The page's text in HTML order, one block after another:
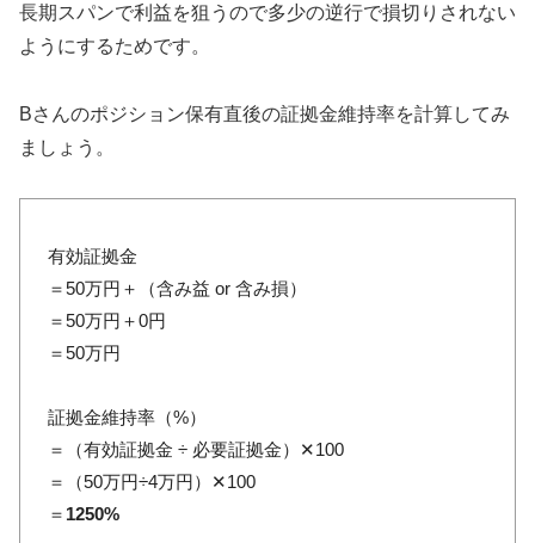
長期スパンで利益を狙うので多少の逆行で損切りされない
ようにするためです。
Bさんのポジション保有直後の証拠金維持率を計算してみ
ましょう。
有効証拠金
＝50万円＋（含み益 or 含み損）
＝50万円＋0円
＝50万円
証拠金維持率（%）
＝（有効証拠金 ÷ 必要証拠金）✕100
＝（50万円÷4万円）✕100
＝ 1250%